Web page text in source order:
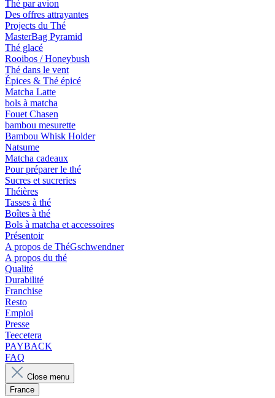
Thé par avion
Des offres attrayantes
Projects du Thé
MasterBag Pyramid
Thé glacé
Rooibos / Honeybush
Thé dans le vent
Épices & Thé épicé
Matcha Latte
bols à matcha
Fouet Chasen
bambou mesurette
Bambou Whisk Holder
Natsume
Matcha cadeaux
Pour préparer le thé
Sucres et sucreries
Théières
Tasses à thé
Boîtes à thé
Bols à matcha et accessoires
Présentoir
A propos de ThéGschwendner
A propos du thé
Qualité
Durabilité
Franchise
Resto
Emploi
Presse
Teecetera
PAYBACK
FAQ
Close menu
France